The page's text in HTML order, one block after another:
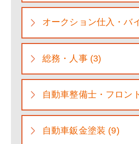
オークション仕入・バ
総務・人事 (3)
自動車整備士・フロン
自動車鈑金塗装 (9)